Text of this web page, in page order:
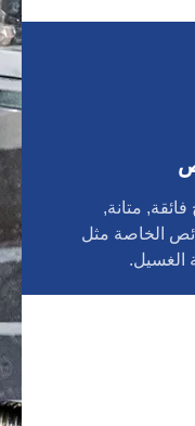
متانة,
الخاصة مثل
الغسيل.